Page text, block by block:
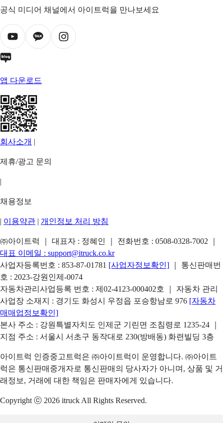
공식 미디어 채널에서 아이트럭을 만나보세요
앱 다운로드
회사소개 |
제휴/광고 문의
|
채용정보
| 이용약관 | 개인정보 처리 방침
㈜아이트럭 ｜ 대표자 : 정혜인 ｜ 전화번호 : 0508-0328-7002
대표 이메일 : support@itruck.co.kr
사업자등록번호 : 853-87-01781 [사업자정보확인]
｜ 통신판매번
호 : 2023-강원인제-0074
자동차관리사업등록 번호 : 제02-4123-000402호 ｜ 자동차 관리
사업장 소재지 : 경기도 화성시 우정읍 포승항남로 976 [자동차
매매업정보확인]
본사 주소 : 강원특별자치도 인제군 기린면 조침령로 1235-24 ｜
지점 주소 : 서울시 서초구 동작대로 230(방배동) 화련빌딩 3층
아이트럭 인증중고트럭은 ㈜아이트럭이 운영합니다. ㈜아이트
럭은 통신판매중개자로 통신판매의 당사자가 아니며, 상품 및 거
래정보, 거래에 대한 책임은 판매자에게 있습니다.
Copyright ⓒ 2026 itruck All Rights Reserved.